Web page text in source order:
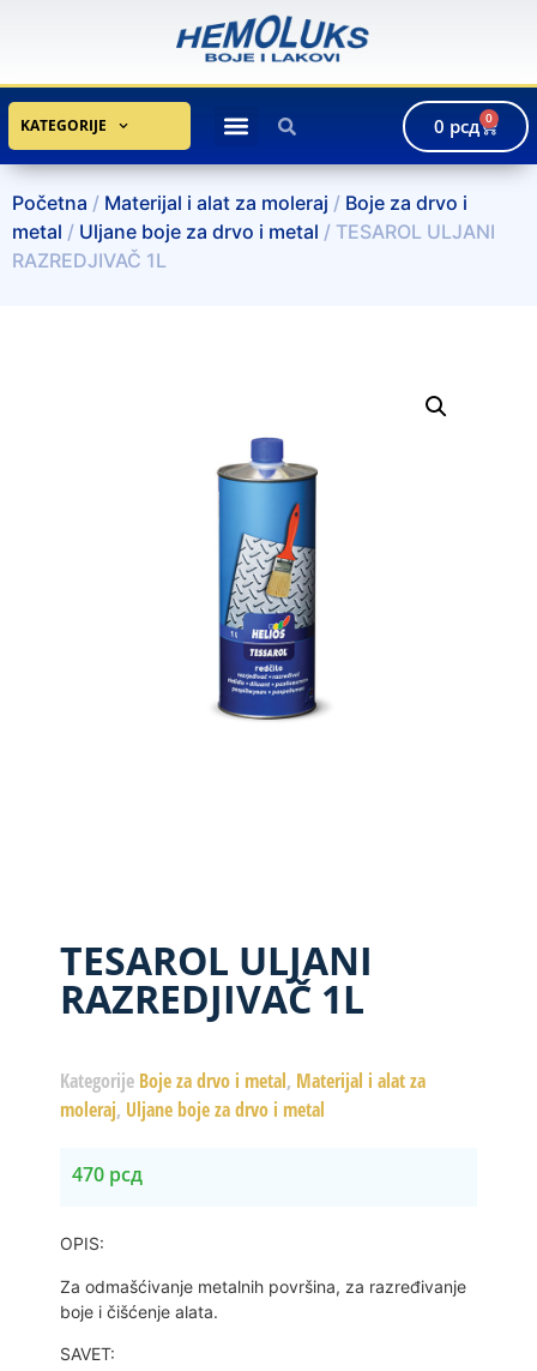
KATEGORIJE 0 рсд 0
Početna / Materijal i alat za moleraj / Boje za drvo i
metal / Uljane boje za drvo i metal / TESAROL ULJANI
RAZREDJIVAČ 1L
TESAROL ULJANI
RAZREDJIVAČ 1L
Kategorije Boje za drvo i metal, Materijal i alat za
moleraj, Uljane boje za drvo i metal
470 рсд
OPIS:
Za odmašćivanje metalnih površina, za razređivanje
boje i čišćenje alata.
SAVET: